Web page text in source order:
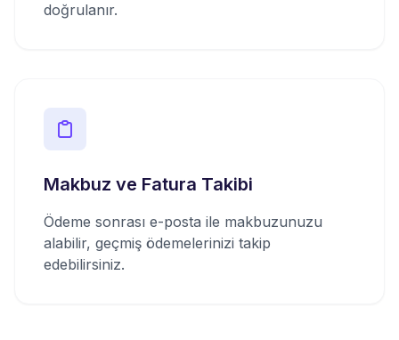
doğrulanır.
Makbuz ve Fatura Takibi
Ödeme sonrası e-posta ile makbuzunuzu
alabilir, geçmiş ödemelerinizi takip
edebilirsiniz.